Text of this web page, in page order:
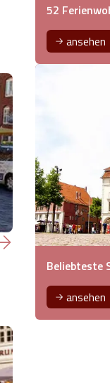
52
ansehen
Beliebteste
ansehen